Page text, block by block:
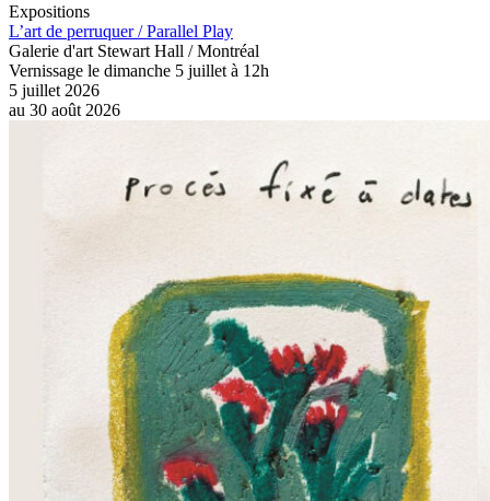
Expositions
L’art de perruquer / Parallel Play
Galerie d'art Stewart Hall / Montréal
Vernissage le dimanche 5 juillet à 12h
5 juillet 2026
au 30 août 2026